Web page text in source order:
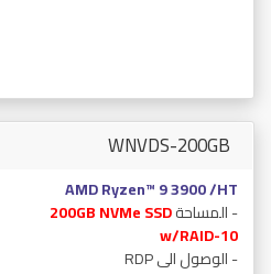
WNVDS-200GB
AMD Ryzen™ 9 3900 /HT
- المساحة200GB NVMe SSD
w/RAID-10
- الوصول الى RDP